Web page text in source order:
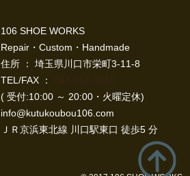
106 SHOE WORKS
Repair・Custom・Handmade
住所 ： 埼玉県川口市栄町3-11-8
TEL/FAX ：
( 受付:10:00 ～ 20:00・火曜定休)
info@kutukoubou106.com
ＪＲ京浜東北線 川口駅東口 徒歩5 分